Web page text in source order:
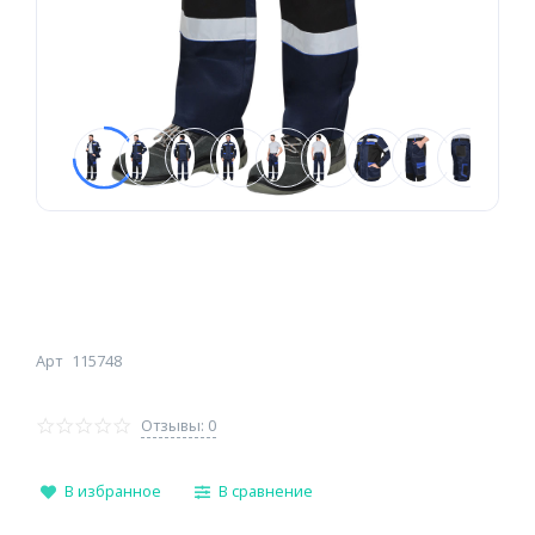
Арт 115748
Отзывы: 0
В избранное В сравнение